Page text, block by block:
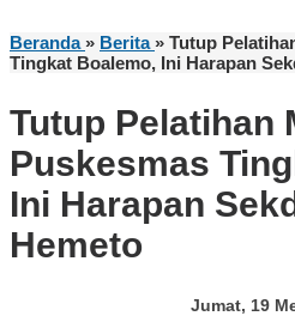
Beranda » Berita » Tutup
Tingkat Boalemo, Ini Harapan
Tutup Pelatihan
Puskesmas
Ini Harapan
Hemeto
Jumat, 19